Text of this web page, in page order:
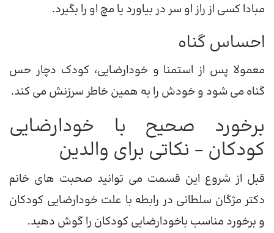
مبادا کسی از راز او سر در بیاورد یا مچ او را بگیرد.
احساس گناه
معمولا پس از استمنا و خودارضایی، کودک دچار حس
گناه می شود و خودش را به همین خاطر سرزنش می کند.
برخورد صحیح با خودارضايی
كودكان – نکاتی برای والدین
قبل از شروع این قسمت می توانید صحبت های خانم
دکتر مژگان سلطانی در رابطه با علت خودارضایی کودکان
و برخورد مناسب باخودارضایی کودکان را گوش دهید.